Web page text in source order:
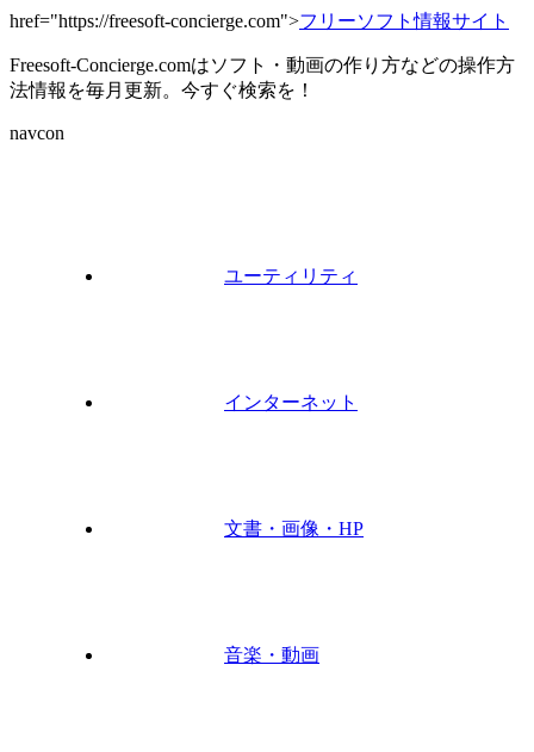
href="https://freesoft-concierge.com">フリーソフト情報サイト
Freesoft-Concierge.comはソフト・動画の作り方などの操作方
法情報を毎月更新。今すぐ検索を！
navcon
ユーティリティ
インターネット
文書・画像・HP
音楽・動画